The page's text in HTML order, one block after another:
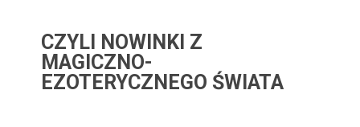
CZYLI NOWINKI Z
MAGICZNO-
EZOTERYCZNEGO ŚWIATA